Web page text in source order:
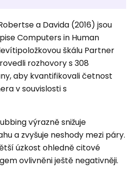
a Davida (2016) jsou
Computers in Human
škálu Partner
rozhovory s 308
aby kvantifikovali četnost
v souvislosti s
výrazně snižuje
a zvyšuje neshody mezi páry.
úzkost ohledně citové
ovlivněni ještě negativněji.